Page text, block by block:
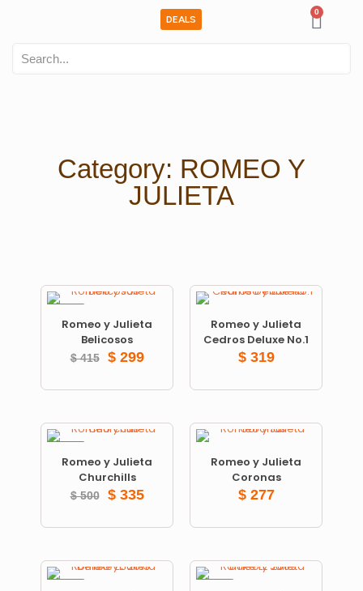
DEALS
0
Category: ROMEO Y
JULIETA
Romeo y Julieta
Belicosos
$415 $299
Romeo y Julieta
Cedros Deluxe No.1
$319
Romeo y Julieta
Churchills
$500 $335
Romeo y Julieta
Coronas
$277